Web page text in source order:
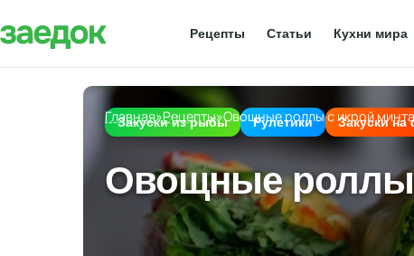
Рецепты Статьи Кухни мира
Главная»Рецепты»Овощные роллы с икрой
Закуски из рыбы Рулетики Закуски
Овощные роллы